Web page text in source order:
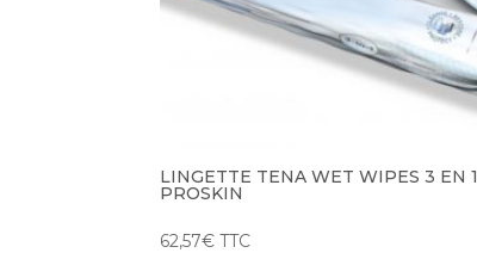
LINGETTE TENA WET WIPES 3 EN 1
PROSKIN
62,57€ TTC